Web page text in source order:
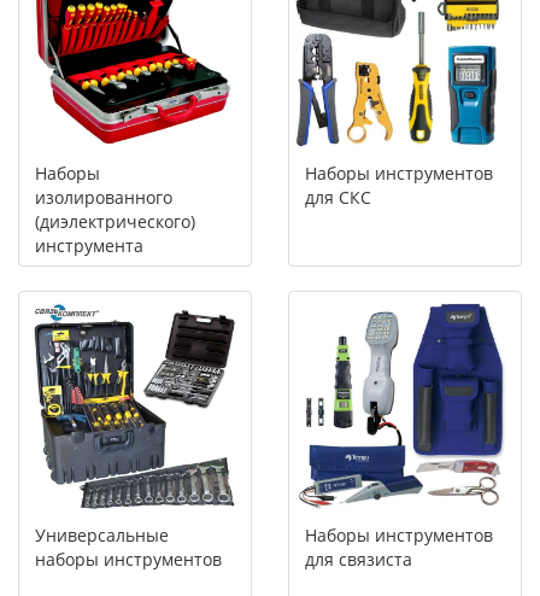
Наборы
изолированного
(диэлектрического)
инструмента
Наборы инструментов
для СКС
Универсальные
наборы инструментов
Наборы инструментов
для связиста